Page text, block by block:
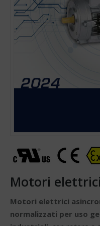
Motori
Motori elettrici
normalizzati per uso